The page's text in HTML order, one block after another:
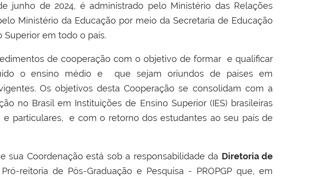
junho de 2024, é administrado pelo Ministério das Relações
Ministério da Educação por meio da Secretaria de Educação
Superior em todo o país.
de cooperação com o objetivo de formar e qualificar
o ensino médio e que sejam oriundos de países em
Os objetivos desta Cooperação se consolidam com a
no Brasil em Instituições de Ensino Superior (IES) brasileiras
particulares, e com o retorno dos estudantes ao seu país de
sua Coordenação está sob a responsabilidade da Diretoria de
reitoria de Pós-Graduação e Pesquisa - PROPGP que, em